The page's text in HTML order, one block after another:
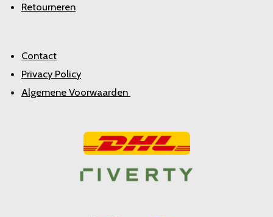
Retourneren
Contact
Privacy Policy
Algemene Voorwaarden